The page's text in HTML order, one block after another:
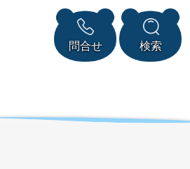
問合せ 検索